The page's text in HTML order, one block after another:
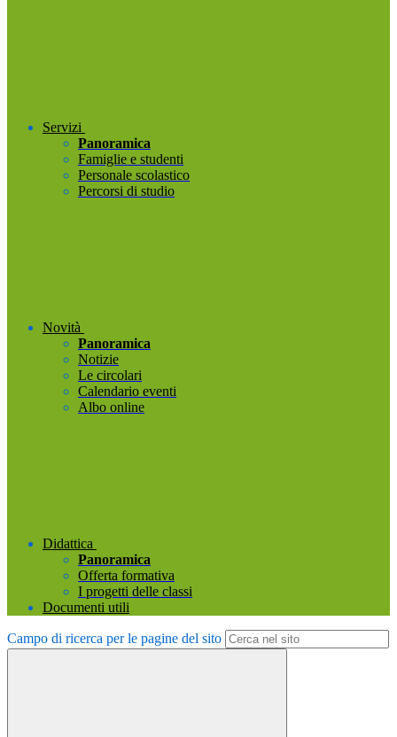
Servizi
Panoramica
Famiglie e studenti
Personale scolastico
Percorsi di studio
Novità
Panoramica
Notizie
Le circolari
Calendario eventi
Albo online
Didattica
Panoramica
Offerta formativa
I progetti delle classi
Documenti utili
Campo di ricerca per le pagine del sito